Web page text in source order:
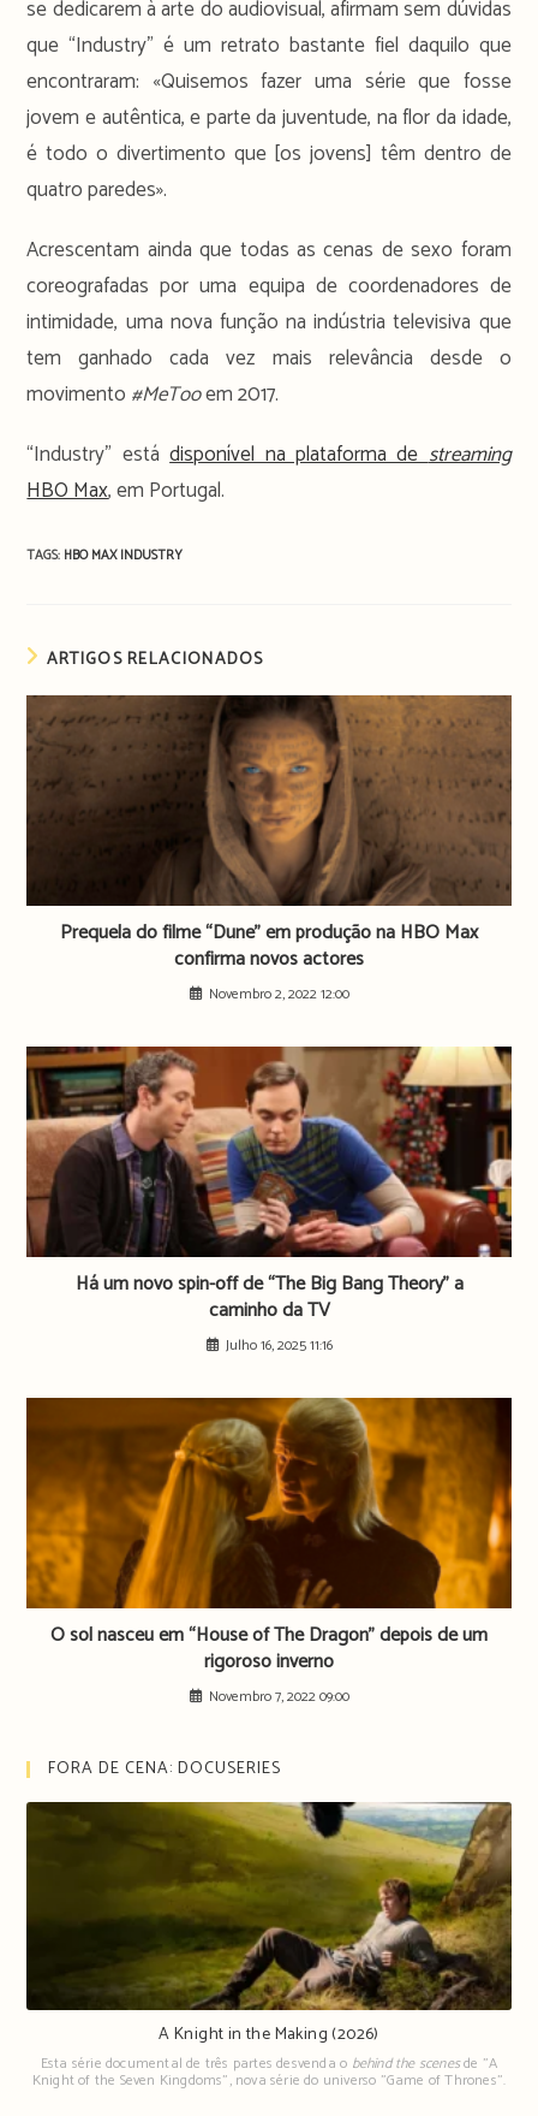
se dedicarem à arte do audiovisual, afirmam sem dúvidas
que “Industry” é um retrato bastante fiel daquilo que
encontraram: «Quisemos fazer uma série que fosse
jovem e autêntica, e parte da juventude, na flor da idade,
é todo o divertimento que [os jovens] têm dentro de
quatro paredes».
Acrescentam ainda que todas as cenas de sexo foram
coreografadas por uma equipa de coordenadores de
intimidade, uma nova função na indústria televisiva que
tem ganhado cada vez mais relevância desde o
movimento #MeTooem 2017.
“Industry” estádisponível na plataforma destreaming
HBO Max, em Portugal.
TAGS: HBO MAXINDUSTRY
ARTIGOS RELACIONADOS
Prequela do filme “Dune” em produção na HBO Max
confirma novos actores
Novembro 2, 2022 12:00
Há um novo spin-off de “The Big Bang Theory” a
caminho da TV
Julho 16, 2025 11:16
O sol nasceu em “House of The Dragon” depois de um
rigoroso inverno
Novembro 7, 2022 09:00
FORA DE CENA: DOCUSERIES
A Knight in the Making (2026)
Esta série documental de três partes desvenda o behind the scenesde "A
Knight of the Seven Kingdoms", nova série do universo "Game of Thrones".